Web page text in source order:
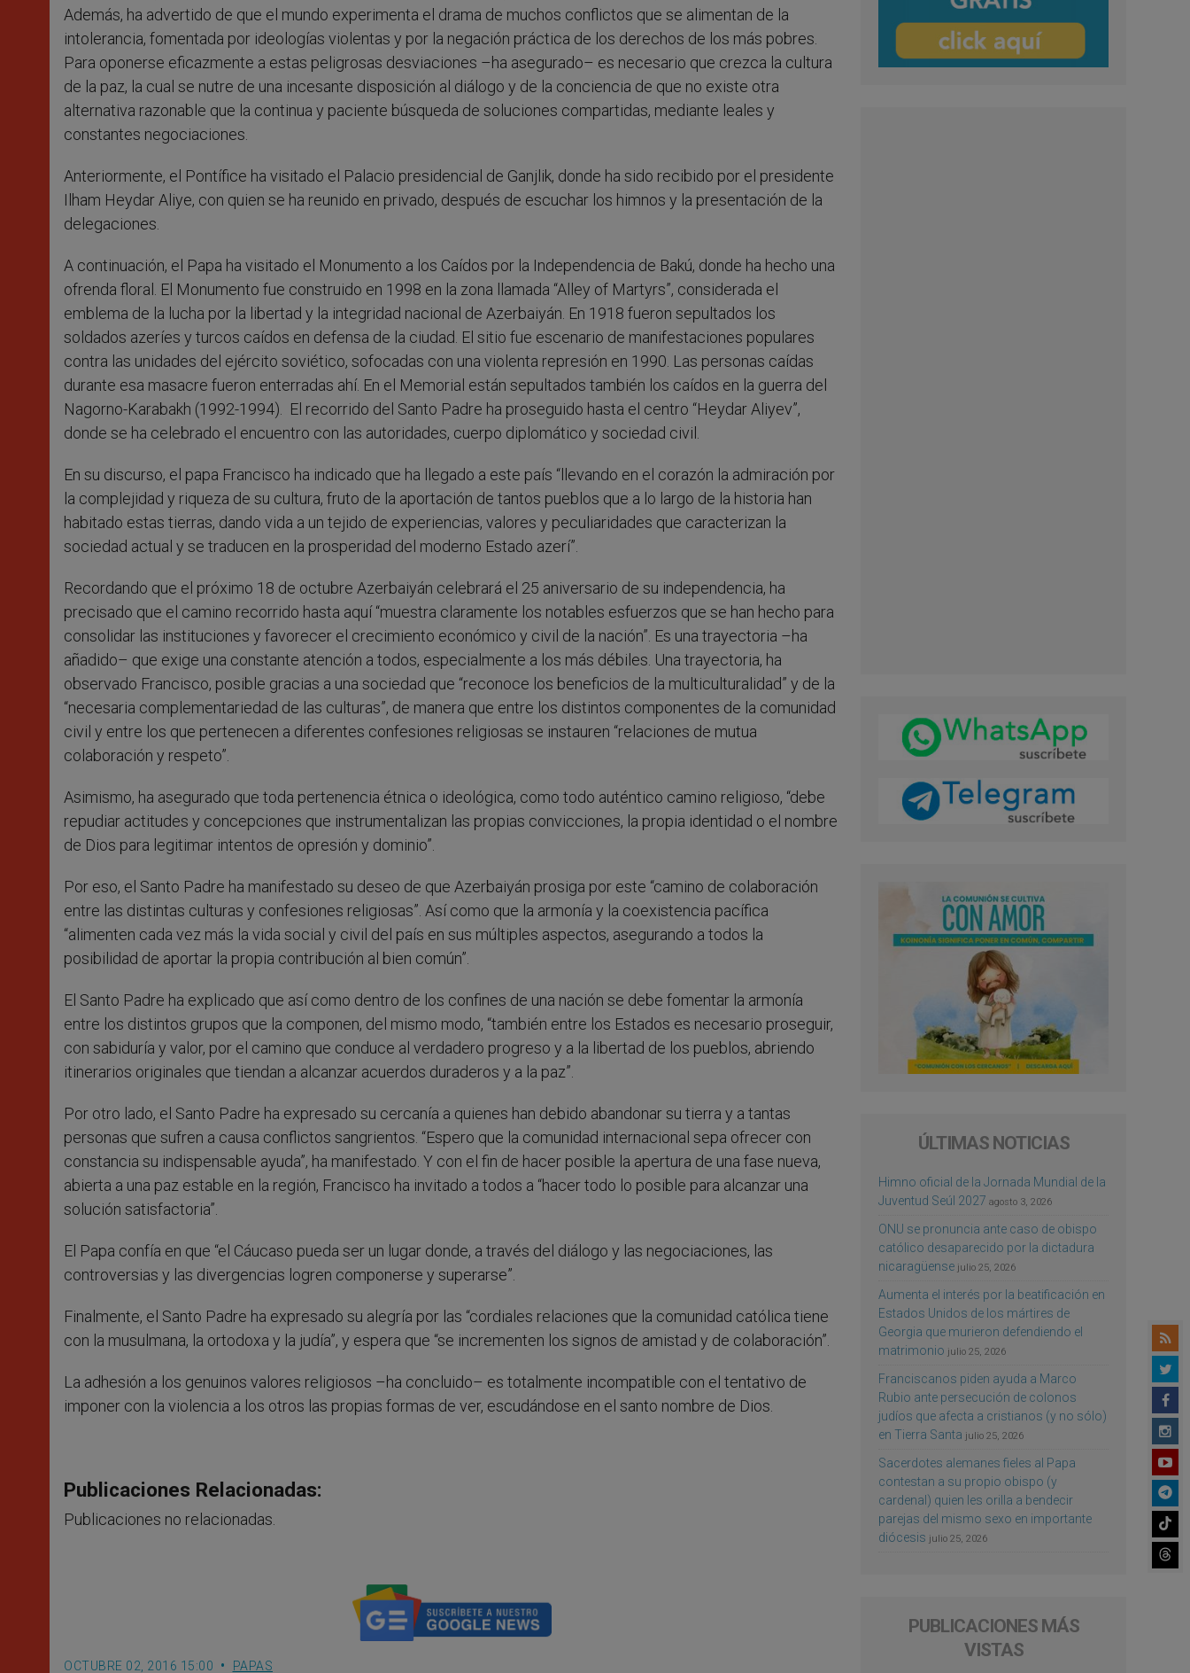
Además, ha advertido de que el mundo experimenta el drama de muchos conflictos que se alimentan de la
intolerancia, fomentada por ideologías violentas y por la negación práctica de los derechos de los más pobres.
Para oponerse eficazmente a estas peligrosas desviaciones –ha asegurado– es necesario que crezca la cultura
de la paz, la cual se nutre de una incesante disposición al diálogo y de la conciencia de que no existe otra
alternativa razonable que la continua y paciente búsqueda de soluciones compartidas, mediante leales y
constantes negociaciones.
Anteriormente, el Pontífice ha visitado el Palacio presidencial de Ganjlik, donde ha sido recibido por el presidente
Ilham Heydar Aliye, con quien se ha reunido en privado, después de escuchar los himnos y la presentación de la
delegaciones.
A continuación, el Papa ha visitado el Monumento a los Caídos por la Independencia de Bakú, donde ha hecho una
ofrenda floral. El Monumento fue construido en 1998 en la zona llamada “Alley of Martyrs”, considerada el
emblema de la lucha por la libertad y la integridad nacional de Azerbaiyán. En 1918 fueron sepultados los
soldados azeríes y turcos caídos en defensa de la ciudad. El sitio fue escenario de manifestaciones populares
contra las unidades del ejército soviético, sofocadas con una violenta represión en 1990. Las personas caídas
durante esa masacre fueron enterradas ahí. En el Memorial están sepultados también los caídos en la guerra del
Nagorno-Karabakh (1992-1994). El recorrido del Santo Padre ha proseguido hasta el centro “Heydar Aliyev”,
donde se ha celebrado el encuentro con las autoridades, cuerpo diplomático y sociedad civil.
En su discurso, el papa Francisco ha indicado que ha llegado a este país “llevando en el corazón la admiración por
la complejidad y riqueza de su cultura, fruto de la aportación de tantos pueblos que a lo largo de la historia han
habitado estas tierras, dando vida a un tejido de experiencias, valores y peculiaridades que caracterizan la
sociedad actual y se traducen en la prosperidad del moderno Estado azerí”.
Recordando que el próximo 18 de octubre Azerbaiyán celebrará el 25 aniversario de su independencia, ha
precisado que el camino recorrido hasta aquí “muestra claramente los notables esfuerzos que se han hecho para
consolidar las instituciones y favorecer el crecimiento económico y civil de la nación”. Es una trayectoria –ha
añadido– que exige una constante atención a todos, especialmente a los más débiles. Una trayectoria, ha
observado Francisco, posible gracias a una sociedad que “reconoce los beneficios de la multiculturalidad” y de la
“necesaria complementariedad de las culturas”, de manera que entre los distintos componentes de la comunidad
civil y entre los que pertenecen a diferentes confesiones religiosas se instauren “relaciones de mutua
colaboración y respeto”.
Asimismo, ha asegurado que toda pertenencia étnica o ideológica, como todo auténtico camino religioso, “debe
repudiar actitudes y concepciones que instrumentalizan las propias convicciones, la propia identidad o el nombre
de Dios para legitimar intentos de opresión y dominio”.
Por eso, el Santo Padre ha manifestado su deseo de que Azerbaiyán prosiga por este “camino de colaboración
entre las distintas culturas y confesiones religiosas”. Así como que la armonía y la coexistencia pacífica
“alimenten cada vez más la vida social y civil del país en sus múltiples aspectos, asegurando a todos la
posibilidad de aportar la propia contribución al bien común”.
El Santo Padre ha explicado que así como dentro de los confines de una nación se debe fomentar la armonía
entre los distintos grupos que la componen, del mismo modo, “también entre los Estados es necesario proseguir,
con sabiduría y valor, por el camino que conduce al verdadero progreso y a la libertad de los pueblos, abriendo
itinerarios originales que tiendan a alcanzar acuerdos duraderos y a la paz”.
Por otro lado, el Santo Padre ha expresado su cercanía a quienes han debido abandonar su tierra y a tantas
personas que sufren a causa conflictos sangrientos. “Espero que la comunidad internacional sepa ofrecer con
constancia su indispensable ayuda”, ha manifestado. Y con el fin de hacer posible la apertura de una fase nueva,
abierta a una paz estable en la región, Francisco ha invitado a todos a “hacer todo lo posible para alcanzar una
solución satisfactoria”.
El Papa confía en que “el Cáucaso pueda ser un lugar donde, a través del diálogo y las negociaciones, las
controversias y las divergencias logren componerse y superarse”.
Finalmente, el Santo Padre ha expresado su alegría por las “cordiales relaciones que la comunidad católica tiene
con la musulmana, la ortodoxa y la judía”, y espera que “se incrementen los signos de amistad y de colaboración”.
La adhesión a los genuinos valores religiosos –ha concluido– es totalmente incompatible con el tentativo de
imponer con la violencia a los otros las propias formas de ver, escudándose en el santo nombre de Dios.
Publicaciones Relacionadas:
Publicaciones no relacionadas.
OCTUBRE 02, 2016 15:00 PAPAS
ÚLTIMAS NOTICIAS
Himno oficial de la Jornada Mundial de la
Juventud Seúl 2027 agosto 3, 2026
ONU se pronuncia ante caso de obispo
católico desaparecido por la dictadura
nicaragüense julio 25, 2026
Aumenta el interés por la beatificación en
Estados Unidos de los mártires de
Georgia que murieron defendiendo el
matrimonio julio 25, 2026
Franciscanos piden ayuda a Marco
Rubio ante persecución de colonos
judíos que afecta a cristianos (y no sólo)
en Tierra Santa julio 25, 2026
Sacerdotes alemanes fieles al Papa
contestan a su propio obispo (y
cardenal) quien les orilla a bendecir
parejas del mismo sexo en importante
diócesis julio 25, 2026
PUBLICACIONES MÁS
VISTAS